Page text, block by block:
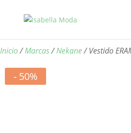
Inicio/Marcas/Nekane/ Vestido
- 50%